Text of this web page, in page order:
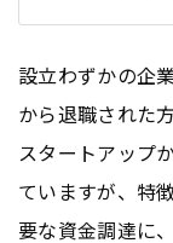
設立わずかの企
から退職された
スタートアップ
ていますが、特
要な資金調達に